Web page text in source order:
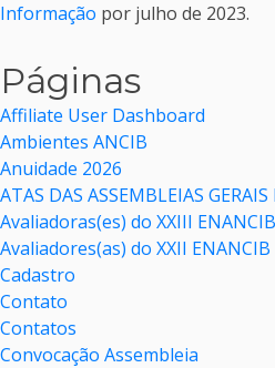
Informação por julho de 2023.
Páginas
Affiliate User Dashboard
Ambientes ANCIB
Anuidade 2026
ATAS DAS ASSEMBLEIAS
Avaliadoras(es) do XXIII ENANCIB
Avaliadores(as) do XXII ENANCIB
Cadastro
Contato
Contatos
Convocação Assembleia